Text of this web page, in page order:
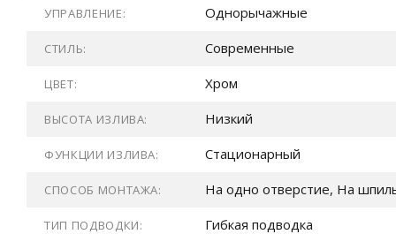
УПРАВЛЕНИЕ: Однорычажные
СТИЛЬ: Современные
ЦВЕТ: Хром
ВЫСОТА ИЗЛИВА: Низкий
ФУНКЦИИ ИЗЛИВА: Стационарный
СПОСОБ МОНТАЖА: На одно отверстие, На
ТИП ПОДВОДКИ: Гибкая подводка